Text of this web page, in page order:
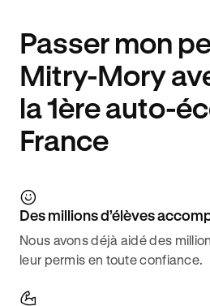
Passer mon
Mitry-Mory
la 1ère auto-
France
Des millions d’élèves
Nous avons déjà aidé des
leur permis en toute confiance.